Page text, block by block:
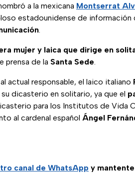
a la mexicana Montserrat
estadounidense de información
.
mujer y laica que dirige en
prensa de la Santa Sede.
actual responsable, el laico italiano
dicasterio en solitario, ya que el
para los Institutos de Vida
al cardenal español Ángel
canal de WhatsApp y